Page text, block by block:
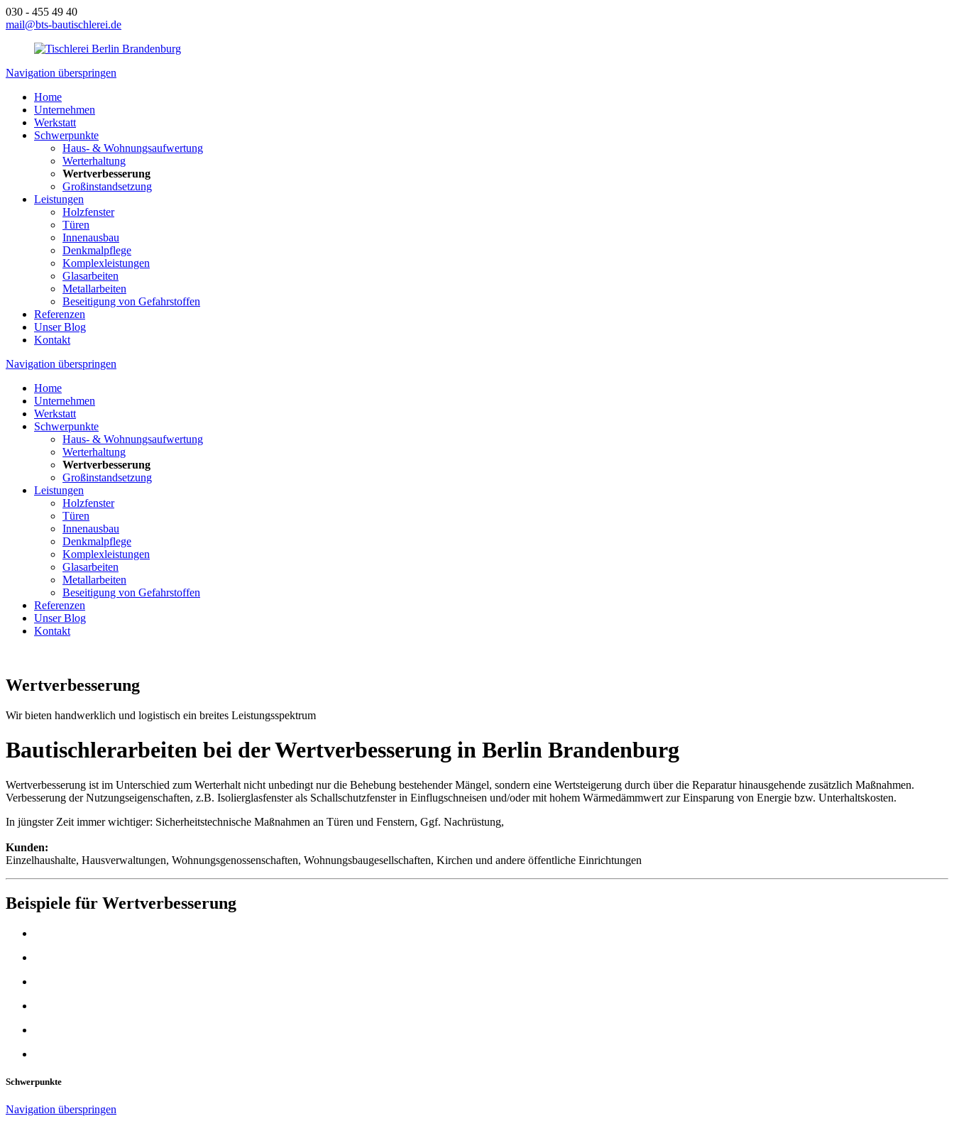
030 - 455 49 40
mail@bts-bautischlerei.de
Navigation überspringen
Home
Unternehmen
Werkstatt
Schwerpunkte
Haus- & Wohnungsaufwertung
Werterhaltung
Wertverbesserung
Großinstandsetzung
Leistungen
Holzfenster
Türen
Innenausbau
Denkmalpflege
Komplexleistungen
Glasarbeiten
Metallarbeiten
Beseitigung von Gefahrstoffen
Referenzen
Unser Blog
Kontakt
Navigation überspringen
Home
Unternehmen
Werkstatt
Schwerpunkte
Haus- & Wohnungsaufwertung
Werterhaltung
Wertverbesserung
Großinstandsetzung
Leistungen
Holzfenster
Türen
Innenausbau
Denkmalpflege
Komplexleistungen
Glasarbeiten
Metallarbeiten
Beseitigung von Gefahrstoffen
Referenzen
Unser Blog
Kontakt
Wertverbesserung
Wir bieten handwerklich und logistisch ein breites Leistungsspektrum
Bautischlerarbeiten bei der Wertverbesserung in Berlin Brandenburg
Wertverbesserung ist im Unterschied zum Werterhalt nicht unbedingt nur die Behebung bestehender Mängel, sondern eine Wertsteigerung durch über die Reparatur hinausgehende zusätzlich Maßnahmen.
Verbesserung der Nutzungseigenschaften, z.B. Isolierglasfenster als Schallschutzfenster in Einflugschneisen und/oder mit hohem Wärmedämmwert zur Einsparung von Energie bzw. Unterhaltskosten.
In jüngster Zeit immer wichtiger: Sicherheitstechnische Maßnahmen an Türen und Fenstern, Ggf. Nachrüstung,
Kunden:
Einzelhaushalte, Hausverwaltungen, Wohnungsgenossenschaften, Wohnungsbaugesellschaften, Kirchen und andere öffentliche Einrichtungen
Beispiele für Wertverbesserung
Schwerpunkte
Navigation überspringen